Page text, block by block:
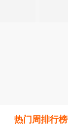
热门周排行榜